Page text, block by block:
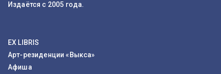
Издаётся с 2005 года.
EX LIBRIS
Арт-резиденции «Выкса»
Афиша